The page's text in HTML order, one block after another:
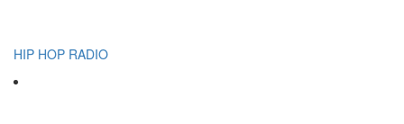
HIP HOP RADIO